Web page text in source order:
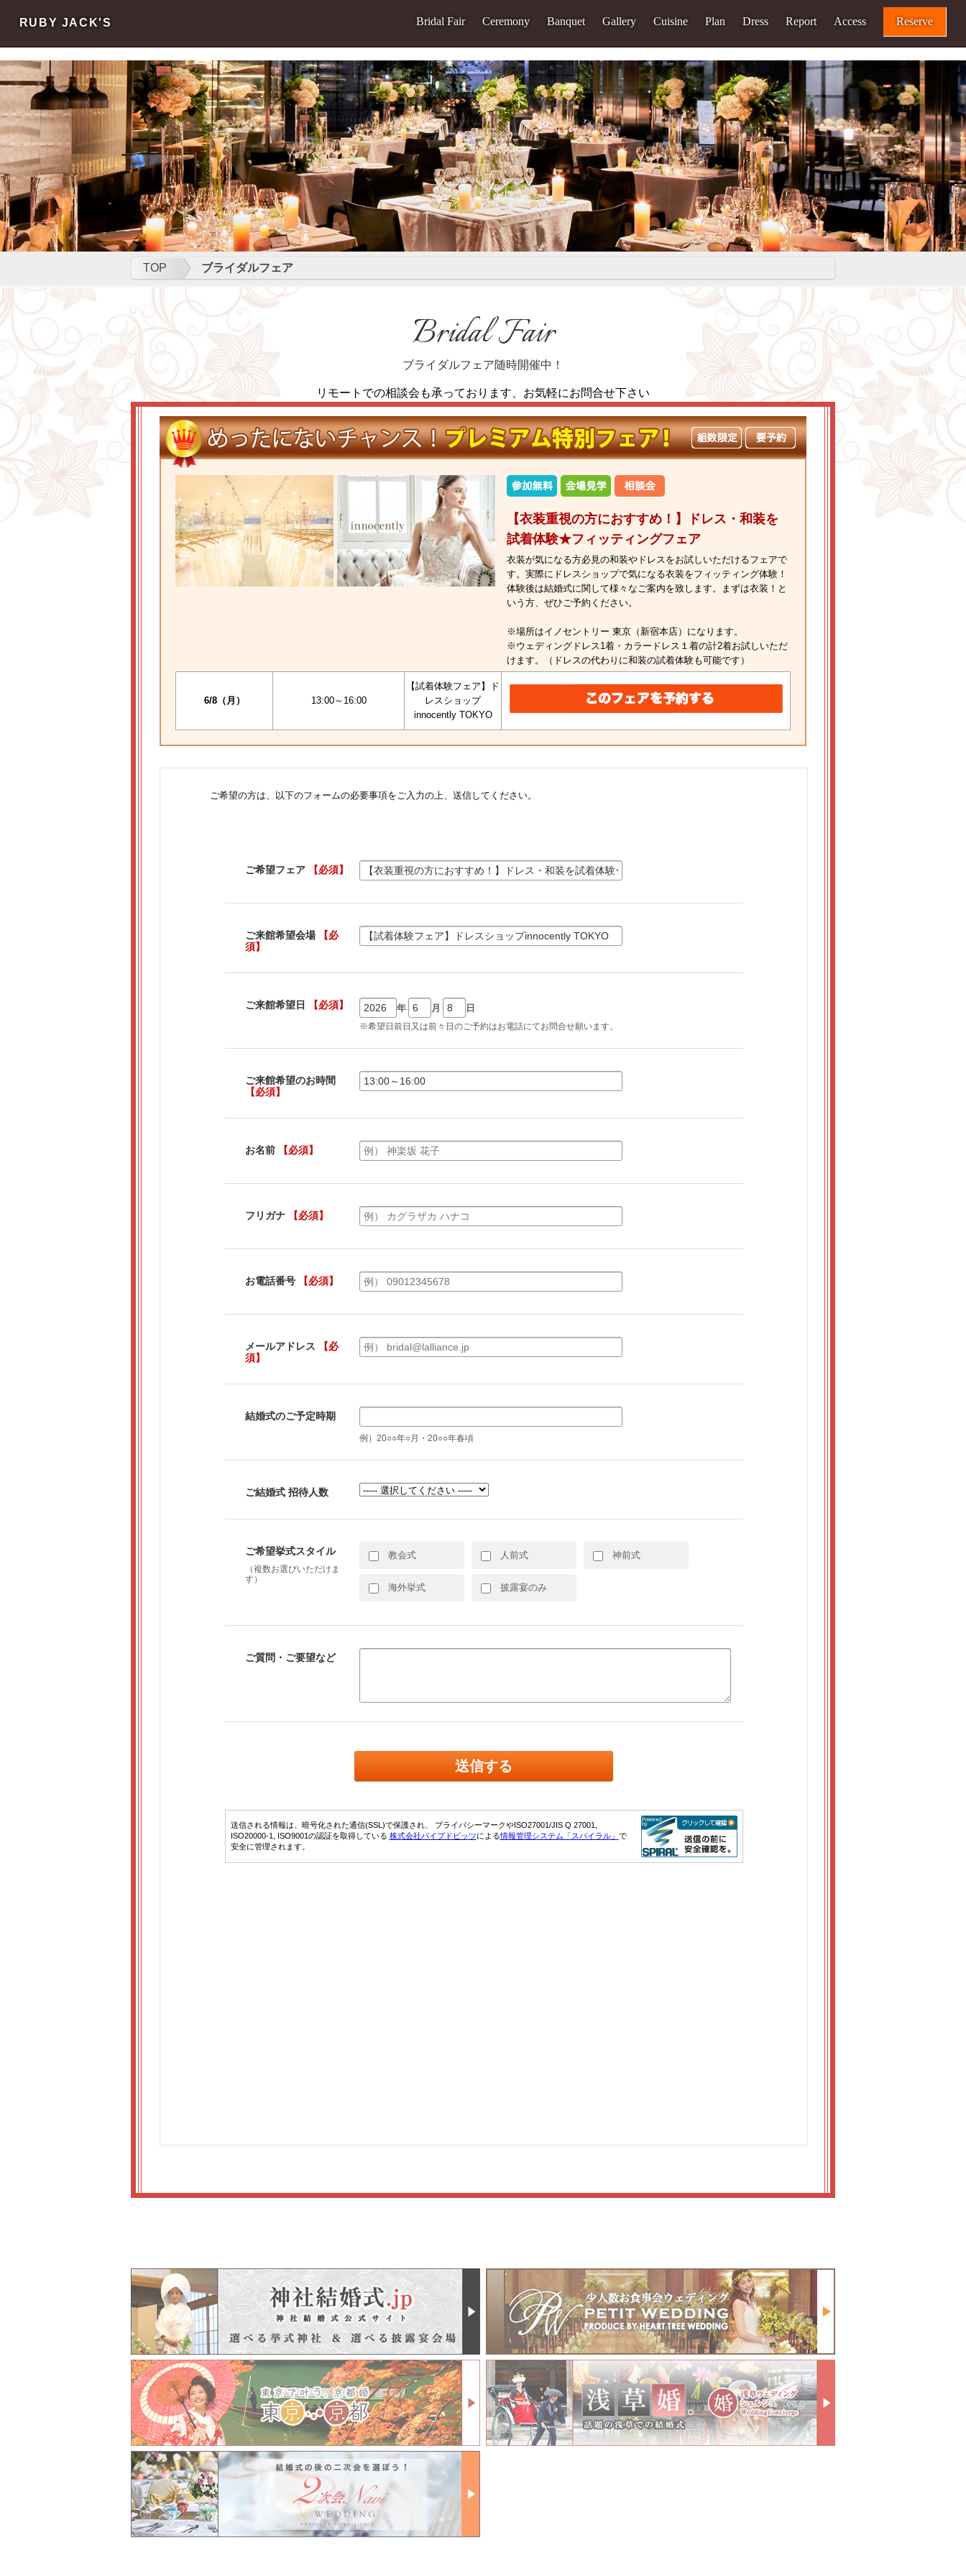
RUBY JACK'S
Bridal Fair Ceremony Banquet Gallery Cuisine Plan Dress Report Access Reserve
TOP ブライダルフェア
Bridal Fair
ブライダルフェア随時開催中！
リモートでの相談会も承っております、 お気軽にお問合せ下さい
【衣装重視の方におすすめ！】ドレス・和装を
試着体験★フィッティングフェア
衣装が気になる方必見の和装やドレスをお試しいただけるフェアで
す。実際にドレスショップで気になる衣装をフィッティング体験！
体験後は結婚式に関して様々なご案内を致します。まずは衣装！と
いう方、ぜひご予約ください。
※場所はイノセントリー 東京（新宿本店）になります。
※ウェディングドレス1着・カラードレス１着の計2着お試しいただ
けます。（ドレスの代わりに和装の試着体験も可能です）
6/8（月） 13:00～16:00
【試着体験フェア】ド
レスショップ
innocently TOKYO